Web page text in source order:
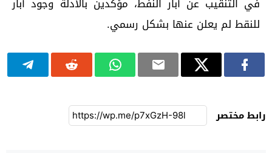
للنقط لم يعلن عنها بشكل رسمي.
رابط مختصر